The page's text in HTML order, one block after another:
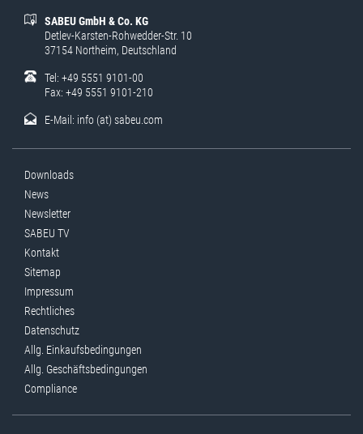
SABEU GmbH & Co. KG
Detlev-Karsten-Rohwedder-Str. 10
37154 Northeim, Deutschland
Tel: +49 5551 9101-00
Fax: +49 5551 9101-210
E-Mail: info (at) sabeu.com
Downloads
News
Newsletter
SABEU TV
Kontakt
Sitemap
Impressum
Rechtliches
Datenschutz
Allg. Einkaufsbedingungen
Allg. Geschäftsbedingungen
Compliance